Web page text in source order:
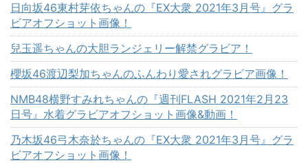
日向坂46東村芽依ちゃんの『EX大衆 2021年3月号』グラ
ビアオフショット画像！
兒玉遥ちゃんの大胆ランジェリー解禁グラビア！
櫻坂46渡辺梨加ちゃんのふんわり愛されグラビア画像！
NMB48横野すみれちゃんの『週刊FLASH 2021年2月23
日号』水着グラビアオフショット画像&動画！
乃木坂46弓木奈於ちゃんの『EX大衆 2021年3月号』グラ
ビアオフショット画像！